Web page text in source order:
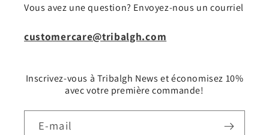
Vous avez une question? Envoyez-nous un courriel
customercare@tribalgh.com
Inscrivez-vous à Tribalgh News et économisez 10%
avec votre première commande!
E-mail